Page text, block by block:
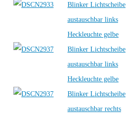
Blinker Lichtscheibe
austauschbar links
Heckleuchte gelbe
Blinker Lichtscheibe
austauschbar links
Heckleuchte gelbe
Blinker Lichtscheibe
austauschbar rechts